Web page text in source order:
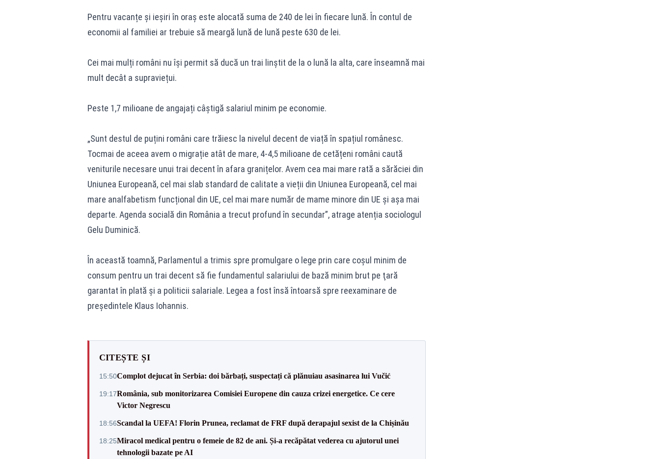
Pentru vacanțe și ieșiri în oraș este alocată suma de 240 de lei în fiecare lună. În contul de
economii al familiei ar trebuie să meargă lună de lună peste 630 de lei.
Cei mai mulți români nu își permit să ducă un trai linștit de la o lună la alta, care înseamnă mai
mult decât a supraviețui.
Peste 1,7 milioane de angajați câștigă salariul minim pe economie.
„Sunt destul de puțini români care trăiesc la nivelul decent de viață în spațiul românesc.
Tocmai de aceea avem o migrație atât de mare, 4-4,5 milioane de cetățeni români caută
veniturile necesare unui trai decent în afara granițelor. Avem cea mai mare rată a sărăciei din
Uniunea Europeană, cel mai slab standard de calitate a vieții din Uniunea Europeană, cel mai
mare analfabetism funcțional din UE, cel mai mare număr de mame minore din UE și așa mai
departe. Agenda socială din România a trecut profund în secundar”, atrage atenția sociologul
Gelu Duminică.
În această toamnă, Parlamentul a trimis spre promulgare o lege prin care coşul minim de
consum pentru un trai decent să fie fundamentul salariului de bază minim brut pe ţară
garantat în plată şi a politicii salariale. Legea a fost însă întoarsă spre reexaminare de
președintele Klaus Iohannis.
CITEȘTE ȘI
15:50Complot dejucat în Serbia: doi bărbați, suspectați că plănuiau asasinarea lui Vučić
19:17România, sub monitorizarea Comisiei Europene din cauza crizei energetice. Ce cere
Victor Negrescu
18:56Scandal la UEFA! Florin Prunea, reclamat de FRF după derapajul sexist de la Chișinău
18:25Miracol medical pentru o femeie de 82 de ani. Și-a recăpătat vederea cu ajutorul unei
tehnologii bazate pe AI